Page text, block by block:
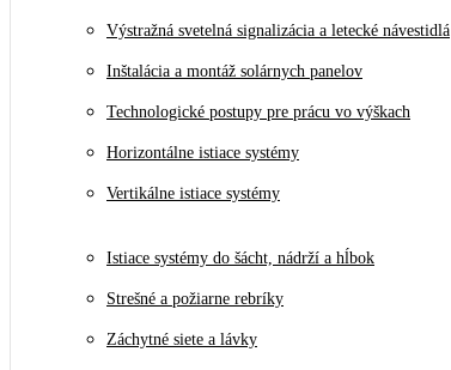
Výstražná svetelná signalizácia a letecké návestidlá
Inštalácia a montáž solárnych panelov
Technologické postupy pre prácu vo výškach
Horizontálne istiace systémy
Vertikálne istiace systémy
Istiace systémy do šácht, nádrží a hĺbok
Strešné a požiarne rebríky
Záchytné siete a lávky